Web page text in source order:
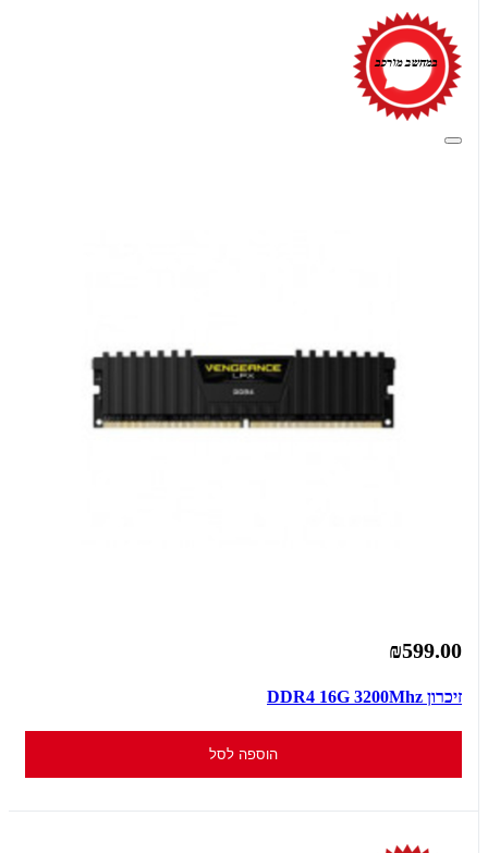
₪599.00
זיכרון DDR4 16G 3200Mhz
הוספה לסל